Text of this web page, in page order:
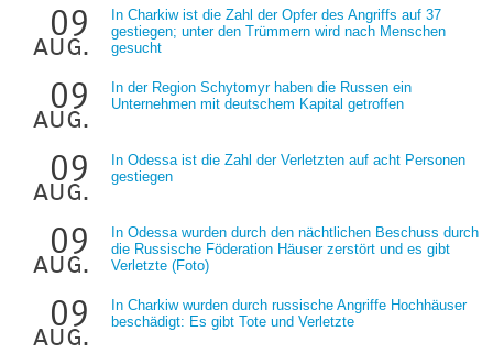
09
aug.
In Charkiw ist die Zahl der Opfer des Angriffs auf 37
gestiegen; unter den Trümmern wird nach Menschen
gesucht
09
aug.
In der Region Schytomyr haben die Russen ein
Unternehmen mit deutschem Kapital getroffen
09
aug.
In Odessa ist die Zahl der Verletzten auf acht Personen
gestiegen
09
aug.
In Odessa wurden durch den nächtlichen Beschuss durch
die Russische Föderation Häuser zerstört und es gibt
Verletzte (Foto)
09
aug.
In Charkiw wurden durch russische Angriffe Hochhäuser
beschädigt: Es gibt Tote und Verletzte